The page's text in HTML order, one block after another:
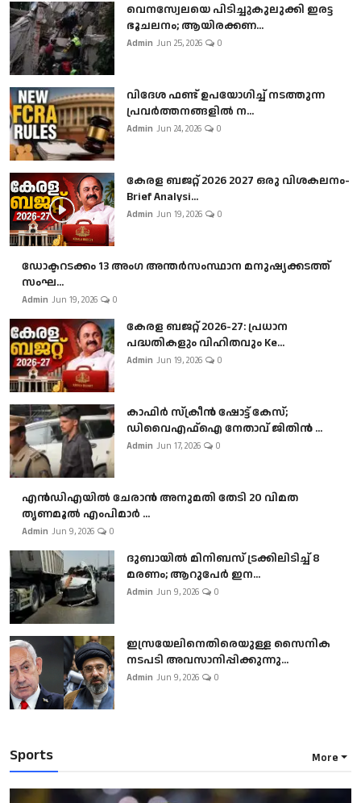
വെനസ്വേലയെ പിടിച്ചുകുലുക്കി ഇരട്ട
ഭൂചലനം; ആയിരക്കണ...
Admin Jun 25, 2026 0
വിദേശ ഫണ്ട് ഉപയോഗിച്ച് നടത്തുന്ന
പ്രവർത്തനങ്ങളിൽ ന...
Admin Jun 24, 2026 0
കേരള ബജറ്റ് 2026 2027 ഒരു വിശകലനം-
Brief Analysi...
Admin Jun 19, 2026 0
ഡോക്ടറടക്കം 13 അംഗ അന്തർസംസ്ഥാന മനുഷ്യക്കടത്ത്
സംഘ...
Admin Jun 19, 2026 0
കേരള ബജറ്റ് 2026-27: പ്രധാന
പദ്ധതികളും വിഹിതവും Ke...
Admin Jun 19, 2026 0
കാഫിർ സ്‌ക്രീൻ ഷോട്ട് കേസ്;
ഡിവൈഎഫ്ഐ നേതാവ് ജിതിൻ ...
Admin Jun 17, 2026 0
എൻഡിഎയിൽ ചേരാൻ അനുമതി തേടി 20 വിമത
തൃണമൂൽ എംപിമാർ ...
Admin Jun 9, 2026 0
ദുബായിൽ മിനിബസ്​ ട്രക്കിലിടിച്ച് 8
മരണം; ആറുപേർ ഇന...
Admin Jun 9, 2026 0
ഇസ്രയേലിനെതിരെയുള്ള സൈനിക
നടപടി അവസാനിപ്പിക്കുന്നു...
Admin Jun 9, 2026 0
Sports More